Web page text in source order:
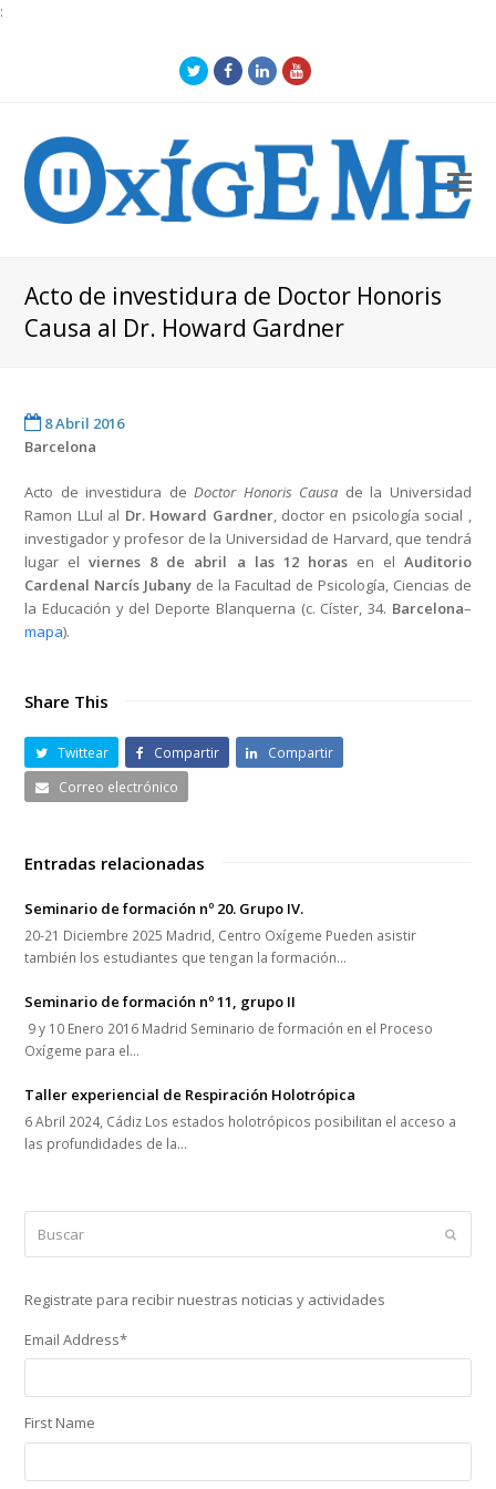
:
TwitterFacebook
LinkedInYoutube
Acto de investidura de Doctor Honoris
Causa al Dr. Howard Gardner
8 Abril 2016
Barcelona
Acto de investidura de Doctor Honoris Causa de la Universidad
Ramon LLul al Dr. Howard Gardner, doctor en psicología social ,
investigador y profesor de la Universidad de Harvard, que tendrá
lugar el viernes 8 de abril a las 12 horasen el Auditorio
Cardenal Narcís Jubany de la Facultad de Psicología, Ciencias de
la Educación y del Deporte Blanquerna (c. Císter, 34. Barcelona–
mapa).
Share This
Twittear Compartir
Compartir
Correo electrónico
Entradas relacionadas
Seminario de formación nº 20. Grupo IV.
20-21 Diciembre 2025 Madrid, Centro Oxígeme Pueden asistir
también los estudiantes que tengan la formación…
Seminario de formación nº 11, grupo II
9 y 10 Enero 2016 Madrid Seminario de formación en el Proceso
Oxígeme para el…
Taller experiencial de Respiración Holotrópica
6 Abril 2024, Cádiz Los estados holotrópicos posibilitan el acceso a
las profundidades de la…
Enviar
Registrate para recibir nuestras noticias y actividades
Email Address*
First Name